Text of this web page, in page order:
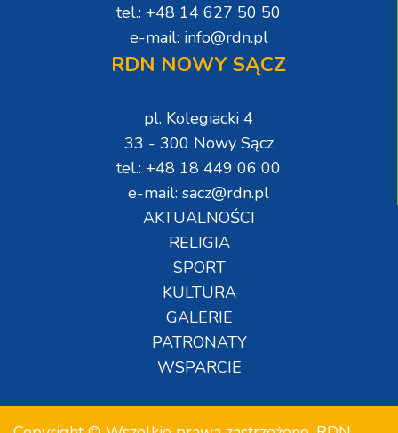
tel.: +48 14 627 50 50
e-mail: info@rdn.pl
RDN NOWY SĄCZ
pl. Kolegiacki 4
33 - 300 Nowy Sącz
tel.: +48 18 449 06 00
e-mail: sacz@rdn.pl
AKTUALNOŚCI
RELIGIA
SPORT
KULTURA
GALERIE
PATRONATY
WSPARCIE